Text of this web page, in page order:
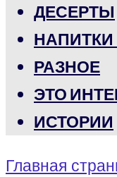
ДЕСЕРТЫ
НАПИТКИ
РАЗНОЕ
ЭТО
ИСТОРИИ
Главная